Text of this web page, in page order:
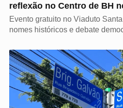
reflexão no Centro de BH
Evento gratuito no Viaduto
nomes históricos e debate